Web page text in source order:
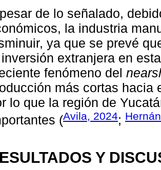
de lo señalado,
la industria
ya que se prevé
extranjera en
fenómeno del
más cortas hacia
lo que la región de
(Avila, 2024;
Y